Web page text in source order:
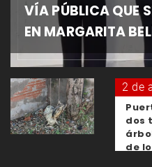
VÍA PÚBLICA QUE
EN MARGARITA
2 de
dos
de